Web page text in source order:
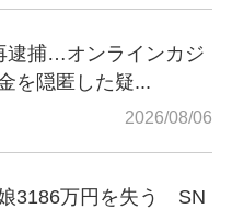
逮捕…オンラインカジ
を隠匿した疑...
2026/08/06
3186万円を失う SN